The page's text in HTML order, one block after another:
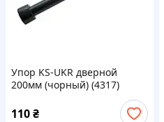
Упор KS-UKR дверной
200мм (чорный) (4317)
110₴